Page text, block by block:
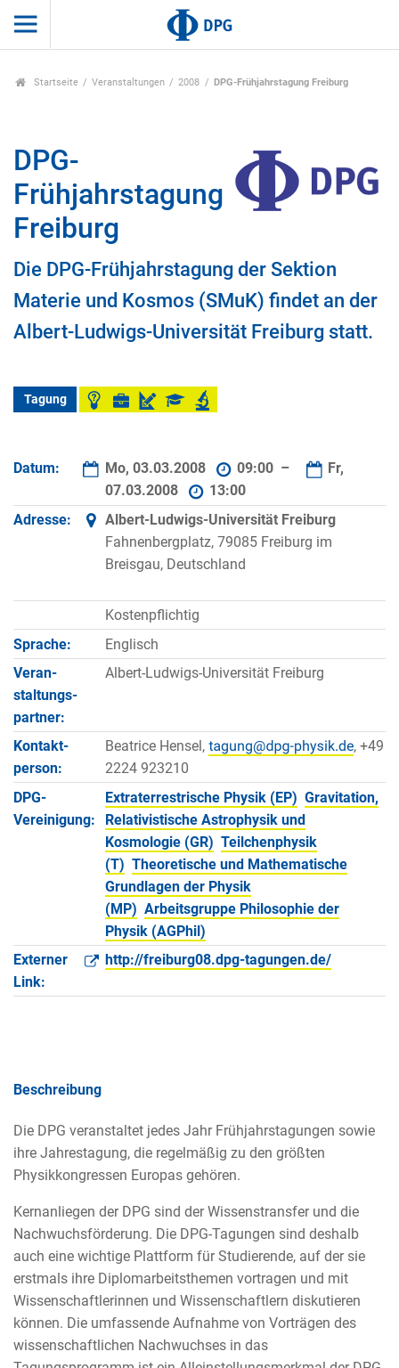
Startseite Veranstaltungen 2008 DPG-Frühjahrstagung Freiburg
DPG-
Frühjahrstagung
Freiburg
Die DPG-Frühjahrstagung der Sektion
Materie und Kosmos (SMuK) findet an der
Albert-Ludwigs-Universität Freiburg statt.
Tagung
Datum: Mo, 03.03.2008 09:00 –
Fr,
07.03.2008
13:00
Adresse:
Albert-Ludwigs-Universität Freiburg
Fahnenbergplatz, 79085 Freiburg im
Breisgau, Deutschland
Kostenpflichtig
Sprache:
Englisch
Veran­
staltungs­
partner:
Albert-Ludwigs-Universität Freiburg
Kontakt­
person:
Beatrice Hensel,
, +49
2224 923210
DPG-
Vereinigung:
Extraterrestrische Physik (EP) Gravitation,
Relativistische Astrophysik und
Kosmologie (GR) Teilchenphysik
(T) Theoretische und Mathematische
Grundlagen der Physik
(MP) Arbeitsgruppe Philosophie der
Physik (AGPhil)
Externer
Link:
http://freiburg08.dpg-tagungen.de/
Beschreibung
Die DPG veranstaltet jedes Jahr Frühjahrstagungen sowie
ihre Jahrestagung, die regelmäßig zu den größten
Physikkongressen Europas gehören.
Kernanliegen der DPG sind der Wissenstransfer und die
Nachwuchsförderung. Die DPG-Tagungen sind deshalb
auch eine wichtige Plattform für Studierende, auf der sie
erstmals ihre Diplomarbeitsthemen vortragen und mit
Wissenschaftlerinnen und Wissenschaftlern diskutieren
können. Die umfassende Aufnahme von Vorträgen des
wissenschaftlichen Nachwuchses in das